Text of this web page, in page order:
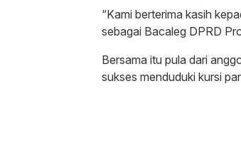
“Kami berterima kasih
sebagai Bacaleg DPRD
Bersama itu pula dari
sukses menduduki kursi